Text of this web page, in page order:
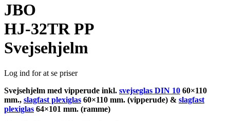
JBO
HJ-32TR PP
Svejsehjelm
Log ind for at se priser
Svejsehjelm med vipperude inkl. svejseglas DIN 10 60×110
mm., slagfast plexiglas 60×110 mm. (vipperude) & slagfast
plexiglas 64×101 mm. (ramme)